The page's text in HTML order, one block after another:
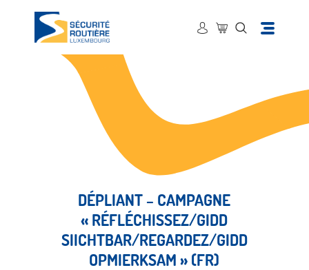
DÉPLIANT – CAMPAGNE
« RÉFLÉCHISSEZ/GIDD
SIICHTBAR/REGARDEZ/GIDD
OPMIERKSAM » (FR)